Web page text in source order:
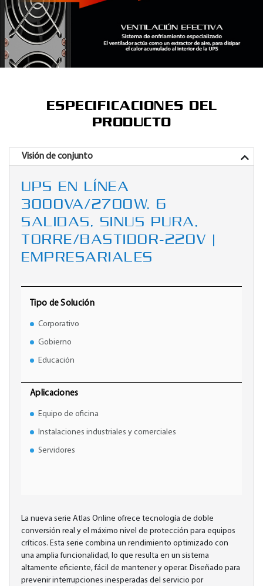
ESPECIFICACIONES DEL
PRODUCTO
Visión de conjunto
UPS EN LÍNEA
3000VA/2700W, 6
SALIDAS, SINUS PURA,
TORRE/BASTIDOR-220V |
EMPRESARIALES
Tipo de Solución
Corporativo
Gobierno
Educación
Aplicaciones
Equipo de oficina
Instalaciones industriales y comerciales
Servidores
La nueva serie Atlas Online ofrece tecnología de doble
conversión real y el máximo nivel de protección para equipos
críticos. Esta serie combina un rendimiento optimizado con
una amplia funcionalidad, lo que resulta en un sistema
altamente eficiente, fácil de mantener y operar. Diseñado para
prevenir interrupciones inesperadas del servicio por